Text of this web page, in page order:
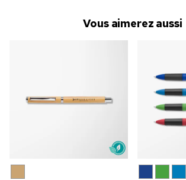
Vous aimerez aussi